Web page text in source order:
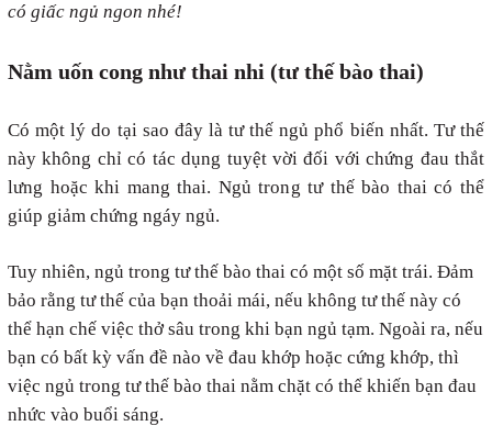
có giấc ngủ ngon nhé!
Nằm uốn cong như thai nhi (tư thế bào thai)
Có một lý do tại sao đây là tư thế ngủ phổ biến nhất. Tư thế
này không chỉ có tác dụng tuyệt vời đối với chứng đau thắt
lưng hoặc khi mang thai. Ngủ trong tư thế bào thai có thể
giúp giảm chứng ngáy ngủ.
Tuy nhiên, ngủ trong tư thế bào thai có một số mặt trái. Đảm
bảo rằng tư thế của bạn thoải mái, nếu không tư thế này có
thể hạn chế việc thở sâu trong khi bạn ngủ tạm. Ngoài ra, nếu
bạn có bất kỳ vấn đề nào về đau khớp hoặc cứng khớp, thì
việc ngủ trong tư thế bào thai nằm chặt có thể khiến bạn đau
nhức vào buổi sáng.